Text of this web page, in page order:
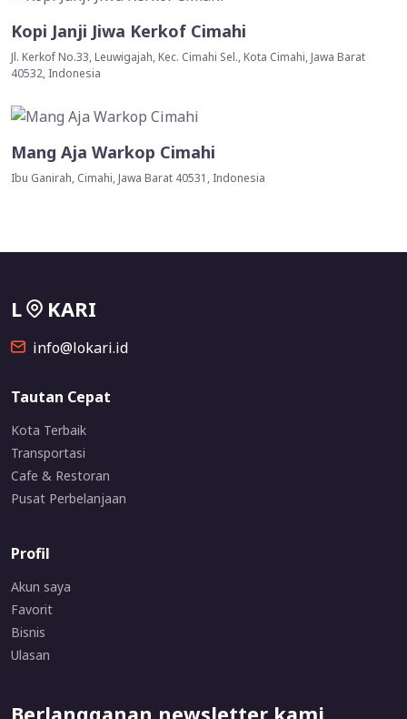
Kopi Janji Jiwa Kerkof Cimahi
Jl. Kerkof No.33, Leuwigajah, Kec. Cimahi Sel., Kota Cimahi, Jawa Barat
40532, Indonesia
Mang Aja Warkop Cimahi
Ibu Ganirah, Cimahi, Jawa Barat 40531, Indonesia
L KARI
info@lokari.id
Tautan Cepat
Kota Terbaik
Transportasi
Cafe & Restoran
Pusat Perbelanjaan
Profil
Akun saya
Favorit
Bisnis
Ulasan
Berlangganan newsletter kami